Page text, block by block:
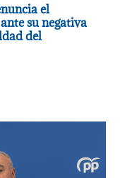
el
su negativa
del